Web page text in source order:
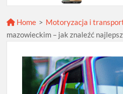
Home > Motoryzacja i
mazowieckim – jak znaleźć